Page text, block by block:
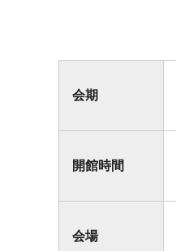
会期
開館時間
会場